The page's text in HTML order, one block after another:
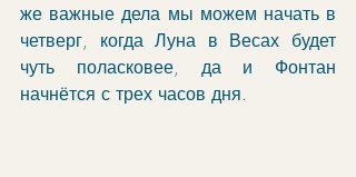
же важные дела мы можем начать в
четверг, когда Луна в Весах будет
чуть поласковее, да и Фонтан
начнётся с трех часов дня.